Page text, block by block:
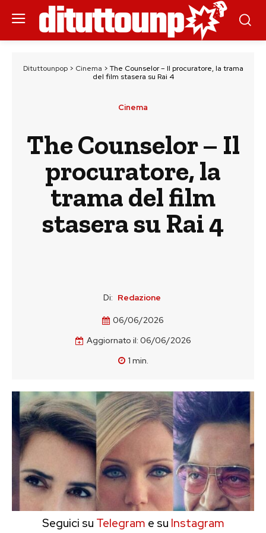
Dituttounpop> Cinema > The Counselor – Il procuratore, la trama
del film stasera su Rai 4
Cinema
The Counselor – Il
procuratore, la
trama del film
stasera su Rai 4
Di: Redazione
06/06/2026
Aggiornato il: 06/06/2026
1 min.
Seguici su Telegram e su Instagram